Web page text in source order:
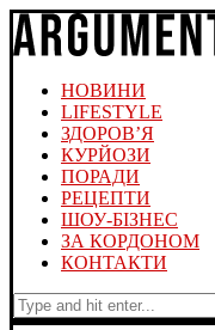
НОВИНИ
LIFESTYLE
ЗДОРОВ’Я
КУРЙОЗИ
ПОРАДИ
РЕЦЕПТИ
ШОУ-БІЗНЕС
ЗА КОРДОНОМ
КОНТАКТИ